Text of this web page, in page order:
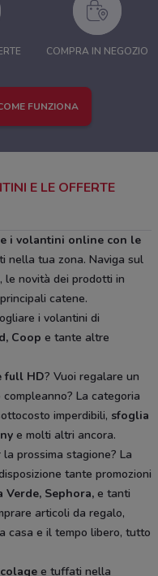
COMPRA IN NEGOZIO
FUNZIONA
E LE OFFERTE
i volantini online con le
nella tua zona. Naviga sul
, le novità dei prodotti in
catene.
i volantini di
Coop e tante altre
full HD? Vuoi regalare un
La categoria
imperdibili, sfoglia
e molti altri ancora.
prossima stagione? La
tante promozioni
Verde, Sephora, e tanti
articoli da regalo,
casa e il tempo libero, tutto
e tuffati nella